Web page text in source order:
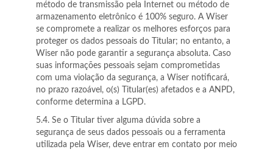
método de transmissão pela Internet ou método de
armazenamento eletrônico é 100% seguro. A Wiser
se compromete a realizar os melhores esforços para
proteger os dados pessoais do Titular; no entanto, a
Wiser não pode garantir a segurança absoluta. Caso
suas informações pessoais sejam comprometidas
com uma violação da segurança, a Wiser notificará,
no prazo razoável, o(s) Titular(es) afetados e a ANPD,
conforme determina a LGPD.
5.4. Se o Titular tiver alguma dúvida sobre a
segurança de seus dados pessoais ou a ferramenta
utilizada pela Wiser, deve entrar em contato por meio